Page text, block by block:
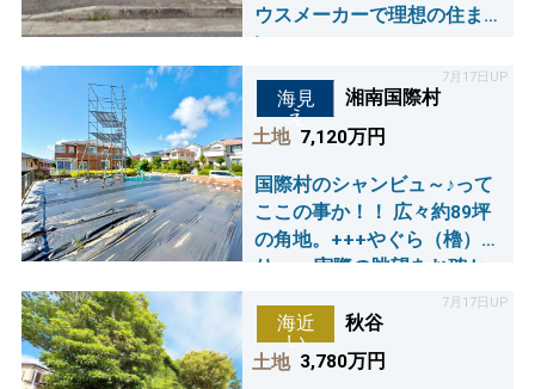
ウスメーカーで理想の住ま
い～
7月17日UP
海見
え
湘南国際村
土地 7,120万円
国際村のシャンビュ～♪って
ここの事か！！ 広々約89坪
の角地。+++やぐら（櫓）あ
り+++ 実際の眺望をお確か
7月17日UP
海近
い
秋谷
土地 3,780万円